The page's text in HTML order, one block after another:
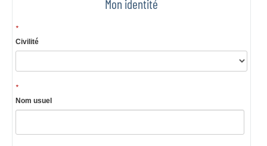
Mon identité
*
Civilité
*
Nom usuel